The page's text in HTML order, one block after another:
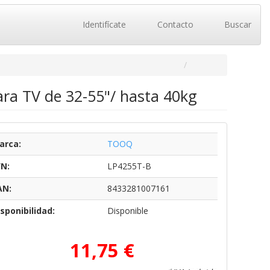
Identifícate Contacto Buscar
TV de 32-55"/ hasta 40kg
TOOQ
LP4255T-B
8433281007161
Disponible
11,75 €